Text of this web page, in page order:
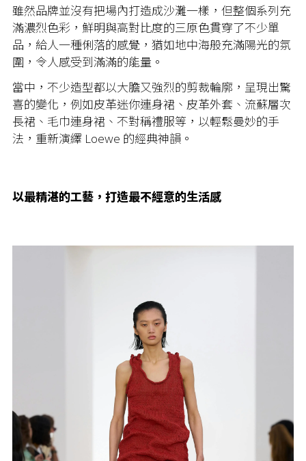
雖然品牌並沒有把場內打造成沙灘一樣，但整個系列充
滿濃烈色彩，鮮明與高對比度的三原色貫穿了不少單
品，給人一種俐落的感覺，猶如地中海般充滿陽光的氛
圍，令人感受到滿滿的能量。
當中，不少造型都以大膽又強烈的剪裁輪廓，呈現出驚
喜的變化，例如皮革迷你連身裙、皮革外套、流蘇層次
長裙、毛巾連身裙、不對稱禮服等，以輕鬆曼妙的手
法，重新演繹 Loewe 的經典神韻。
以最精湛的工藝，打造最不經意的生活感